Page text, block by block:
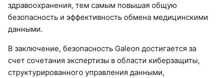
здравоохранения, тем самым повышая общую
безопасность и эффективность обмена медицинскими
данными.
В заключение, безопасность Galeon достигается за
счет сочетания экспертизы в области киберзащиты,
структурированного управления данными,